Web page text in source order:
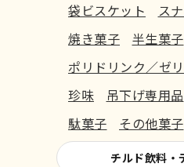
袋ビスケット
ス
焼き菓子
半生菓子
ポリドリンク／ゼ
珍味
吊下げ専用品
駄菓子
その他菓子
チルド飲料・